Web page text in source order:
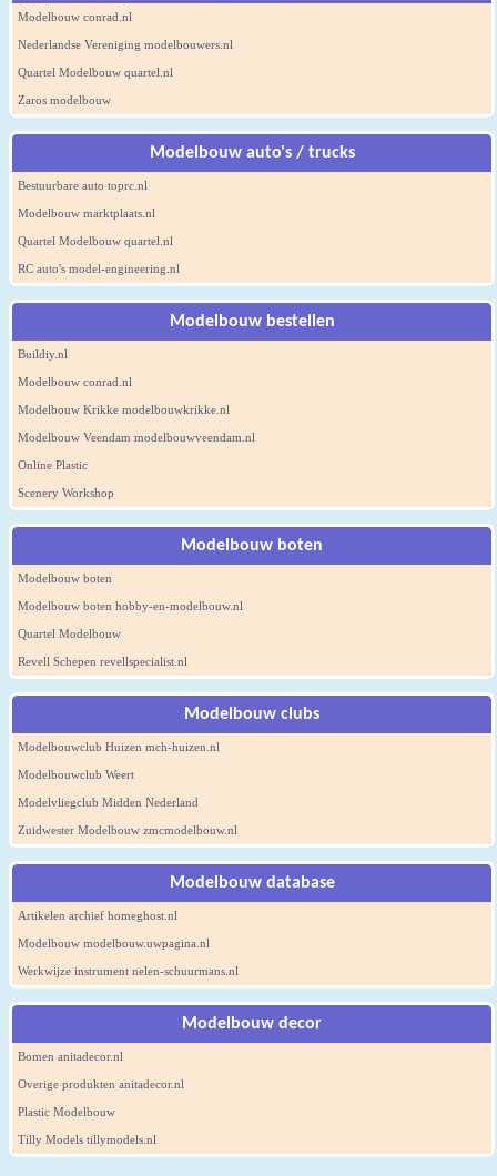
Modelbouw conrad.nl
Nederlandse Vereniging modelbouwers.nl
Quartel Modelbouw quartel.nl
Zaros modelbouw
Modelbouw auto's / trucks
Bestuurbare auto toprc.nl
Modelbouw marktplaats.nl
Quartel Modelbouw quartel.nl
RC auto's model-engineering.nl
Modelbouw bestellen
Buildiy.nl
Modelbouw conrad.nl
Modelbouw Krikke modelbouwkrikke.nl
Modelbouw Veendam modelbouwveendam.nl
Online Plastic
Scenery Workshop
Modelbouw boten
Modelbouw boten
Modelbouw boten hobby-en-modelbouw.nl
Quartel Modelbouw
Revell Schepen revellspecialist.nl
Modelbouw clubs
Modelbouwclub Huizen mch-huizen.nl
Modelbouwclub Weert
Modelvliegclub Midden Nederland
Zuidwester Modelbouw zmcmodelbouw.nl
Modelbouw database
Artikelen archief homeghost.nl
Modelbouw modelbouw.uwpagina.nl
Werkwijze instrument nelen-schuurmans.nl
Modelbouw decor
Bomen anitadecor.nl
Overige produkten anitadecor.nl
Plastic Modelbouw
Tilly Models tillymodels.nl